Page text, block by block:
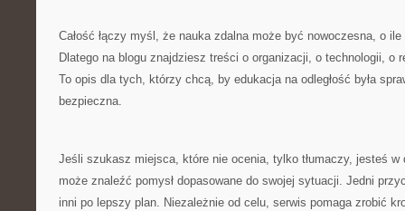
Całość łączy myśl, że nauka zdalna może być nowoczesna, o
Dlatego na blogu znajdziesz treści o organizacji, o technologii, o
To opis dla tych, którzy chcą, by edukacja na odległość była
bezpieczna.
Jeśli szukasz miejsca, które nie ocenia, tylko tłumaczy, jesteś w
może znaleźć pomysł dopasowane do swojej sytuacji. Jedni
inni po lepszy plan. Niezależnie od celu, serwis pomaga zrobić